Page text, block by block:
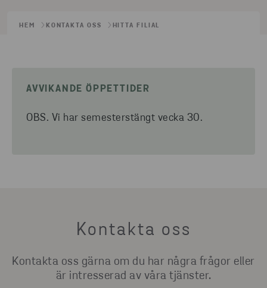
HEM KONTAKTA OSS HITTA FILIAL
AVVIKANDE ÖPPETTIDER
OBS. Vi har semesterstängt vecka 30.
Kontakta oss
Kontakta oss gärna om du har några frågor eller
är intresserad av våra tjänster.